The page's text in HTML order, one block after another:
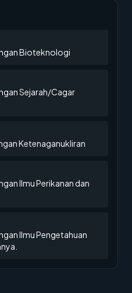
Bioteknologi
Sejarah/Cagar
Ketenaganukliran
Ilmu Perikanan dan
Ilmu Pengetahuan